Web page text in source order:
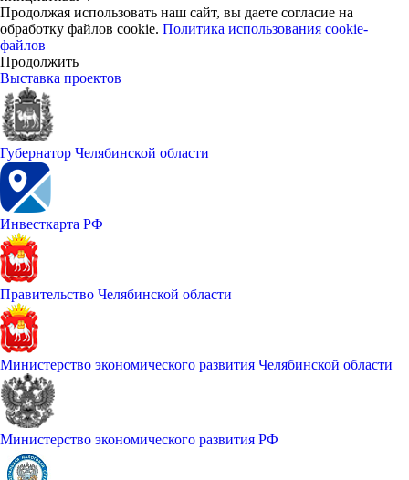
Продолжая использовать наш сайт, вы даете согласие на
обработку файлов cookie. Политика использования cookie-
файлов
Продолжить
Выставка проектов
Губернатор Челябинской области
Инвесткарта РФ
Правительство Челябинской области
Министерство экономического развития Челябинской области
Министерство экономического развития РФ